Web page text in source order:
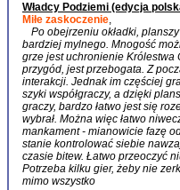
Władcy Podziemi (edycja
Miłe zaskoczenie,
Po obejrzeniu okładki,
bardziej mylnego. Mnogość
grze jest uchronienie
przygód, jest przebogata. Z
interakcji. Jednak im częściej
szyki współgraczy, a dzięki
graczy, bardzo łatwo jest się
wybrał. Można więc łatwo
mankament - mianowicie fazę
stanie kontrolować siebie
czasie bitew. Łatwo przeoczyć
Potrzeba kilku gier, żeby nie
mimo wszystko